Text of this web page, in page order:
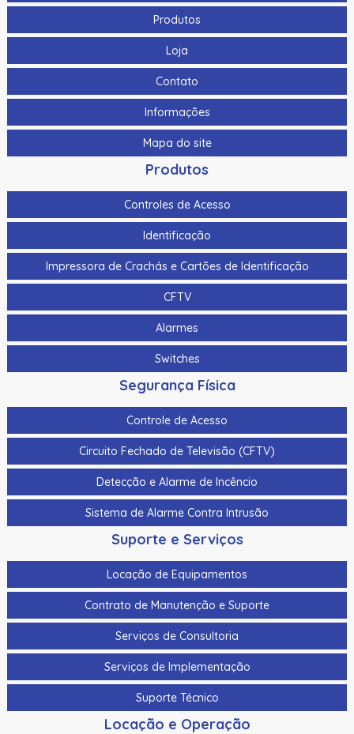
Produtos
Loja
Contato
Informações
Mapa do site
Produtos
Controles de Acesso
Identificação
Impressora de Crachás e Cartões de Identificação
CFTV
Alarmes
Switches
Segurança Física
Controle de Acesso
Circuito Fechado de Televisão (CFTV)
Detecção e Alarme de Incêncio
Sistema de Alarme Contra Intrusão
Suporte e Serviços
Locação de Equipamentos
Contrato de Manutenção e Suporte
Serviços de Consultoria
Serviços de Implementação
Suporte Técnico
Locação e Operação